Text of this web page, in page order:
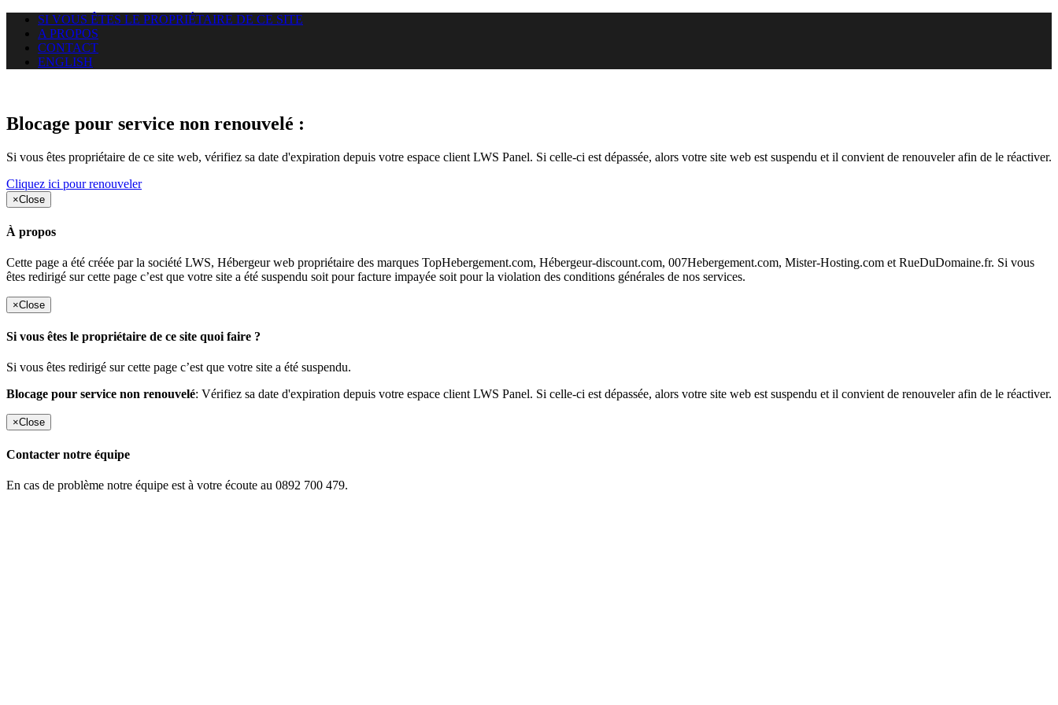
SI VOUS ÊTES LE PROPRIÉTAIRE DE CE SITE
A PROPOS
CONTACT
ENGLISH
Blocage pour service non renouvelé :
Si vous êtes propriétaire de ce site web, vérifiez sa date d'expiration depuis votre espace client LWS Panel. Si celle-ci est dépassée, alors votre site web est suspendu et il convient de renouveler afin de le réactiver.
Cliquez ici pour renouveler
×Close
À propos
Cette page a été créée par la société LWS, Hébergeur web propriétaire des marques TopHebergement.com, Hébergeur-discount.com, 007Hebergement.com, Mister-Hosting.com et RueDuDomaine.fr. Si vous
êtes redirigé sur cette page c’est que votre site a été suspendu soit pour facture impayée soit pour la violation des conditions générales de nos services.
×Close
Si vous êtes le propriétaire de ce site quoi faire ?
Si vous êtes redirigé sur cette page c’est que votre site a été suspendu.
Blocage pour service non renouvelé: Vérifiez sa date d'expiration depuis votre espace client LWS Panel. Si celle-ci est dépassée, alors votre site web est suspendu et il convient de renouveler afin de le réactiver.
×Close
Contacter notre équipe
En cas de problème notre équipe est à votre écoute au 0892 700 479.